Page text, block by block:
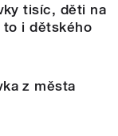
tisíc, děti na
to i dětského
z města